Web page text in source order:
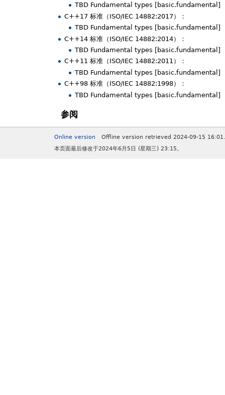
TBD Fundamental types [basic.fundamental]
C++17 标准（ISO/IEC 14882:2017）：
TBD Fundamental types [basic.fundamental]
C++14 标准（ISO/IEC 14882:2014）：
TBD Fundamental types [basic.fundamental]
C++11 标准（ISO/IEC 14882:2011）：
TBD Fundamental types [basic.fundamental]
C++98 标准（ISO/IEC 14882:1998）：
TBD Fundamental types [basic.fundamental]
参阅
Online version
Offline version retrieved 2024-09-15 16:01.
本页面最后修改于2024年6月5日 (星期三) 23:15。